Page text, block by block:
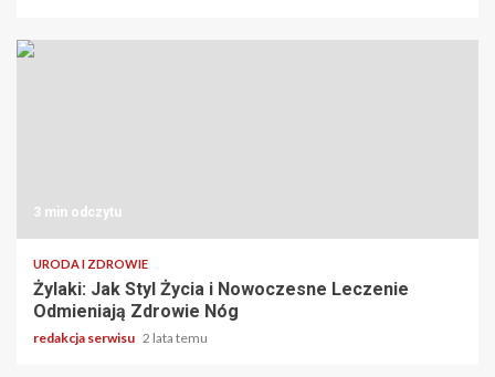
3 min odczytu
URODA I ZDROWIE
Żylaki: Jak Styl Życia i Nowoczesne Leczenie
Odmieniają Zdrowie Nóg
redakcja serwisu 2 lata temu